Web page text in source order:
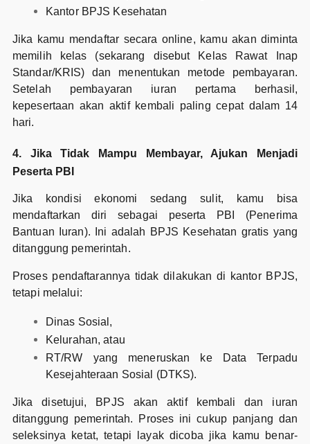
Kantor BPJS Kesehatan
Jika kamu mendaftar secara online, kamu akan diminta
memilih kelas (sekarang disebut Kelas Rawat Inap
Standar/KRIS) dan menentukan metode pembayaran.
Setelah pembayaran iuran pertama berhasil,
kepesertaan akan aktif kembali paling cepat dalam 14
hari.
4. Jika Tidak Mampu Membayar, Ajukan Menjadi
Peserta PBI
Jika kondisi ekonomi sedang sulit, kamu bisa
mendaftarkan diri sebagai peserta PBI (Penerima
Bantuan Iuran). Ini adalah BPJS Kesehatan gratis yang
ditanggung pemerintah.
Proses pendaftarannya tidak dilakukan di kantor BPJS,
tetapi melalui:
Dinas Sosial,
Kelurahan, atau
RT/RW yang meneruskan ke Data Terpadu
Kesejahteraan Sosial (DTKS).
Jika disetujui, BPJS akan aktif kembali dan iuran
ditanggung pemerintah. Proses ini cukup panjang dan
seleksinya ketat, tetapi layak dicoba jika kamu benar-